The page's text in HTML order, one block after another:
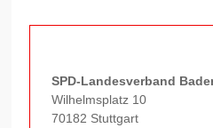
SPD-Landesverband
Wilhelmsplatz 10
70182 Stuttgart